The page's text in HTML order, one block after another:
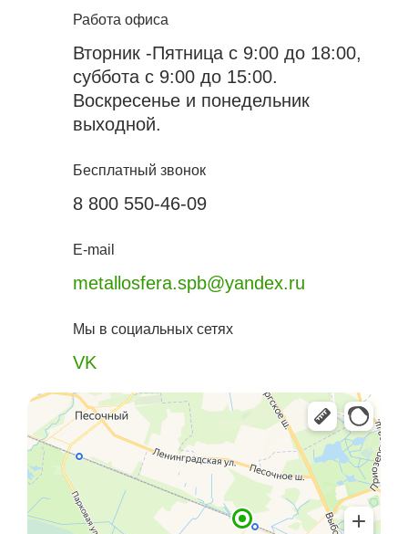
Работа офиса
Вторник -Пятница с 9:00 до 18:00,
суббота с 9:00 до 15:00.
Воскресенье и понедельник
выходной.
Бесплатный звонок
8 800 550-46-09
E-mail
metallosfera.spb@yandex.ru
Мы в социальных сетях
VK